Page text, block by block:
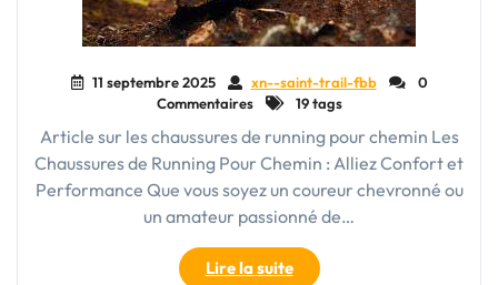
running"
11 septembre 2025 xn--saint-trail-fbb
0
Commentaires
19 tags
Article sur les chaussures de running pour chemin Les
Chaussures de Running Pour Chemin : Alliez Confort et
Performance Que vous soyez un coureur chevronné ou
un amateur passionné de…
Lire la suite"Choisir